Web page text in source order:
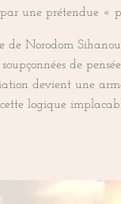
par une prétendue
de Norodom
de
devient une
logique